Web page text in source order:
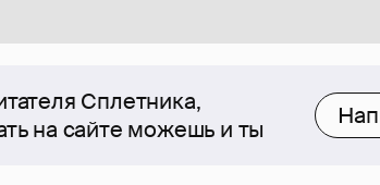
Сплетника,
на сайте можешь и ты